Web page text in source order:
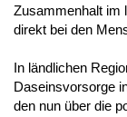
Zusammenhalt im
direkt bei den
In ländlichen
Daseinsvorsorge
den nun über die